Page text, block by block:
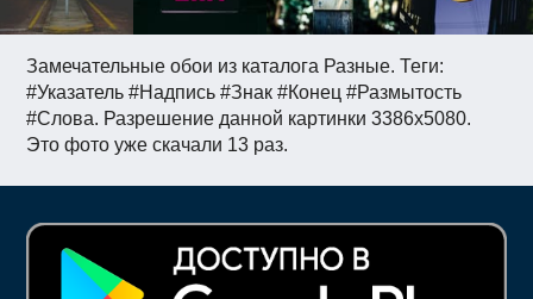
Замечательные обои из каталога Разные. Теги:
#Указатель #Надпись #Знак #Конец #Размытость
#Слова. Разрешение данной картинки 3386x5080.
Это фото уже скачали 13 раз.